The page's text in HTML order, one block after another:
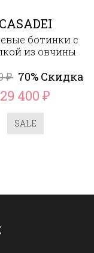
CASADEI
ботинки с
из овчины
₽ 70% Скидка
29 400₽
SALE